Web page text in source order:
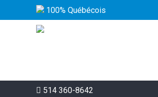
100% Québécois
514 360-8642